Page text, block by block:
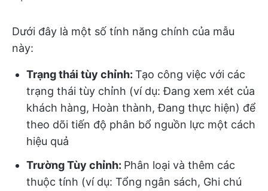
Dưới đây là một số tính năng chính của mẫu
này:
Trạng thái tùy chỉnh: Tạo công việc với các
trạng thái tùy chỉnh (ví dụ: Đang xem xét của
khách hàng, Hoàn thành, Đang thực hiện) để
theo dõi tiến độ phân bổ nguồn lực một cách
hiệu quả
Trường Tùy chỉnh: Phân loại và thêm các
thuộc tính (ví dụ: Tổng ngân sách, Ghi chú